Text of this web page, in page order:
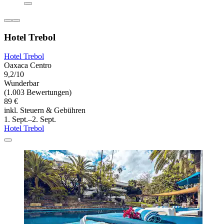
Hotel Trebol
Hotel Trebol
Oaxaca Centro
9,2/10
Wunderbar
(1.003 Bewertungen)
89 €
inkl. Steuern & Gebühren
1. Sept.–2. Sept.
Hotel Trebol